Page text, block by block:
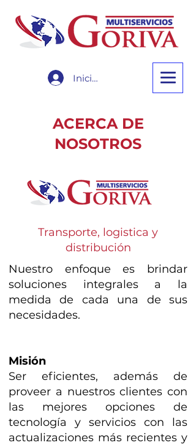
Iniciar sesión
ACERCA DE
NOSOTROS
Transporte, logistica y
distribución
Nuestro enfoque es brindar
soluciones integrales a la
medida de cada una de sus
necesidades.
Misión
Ser eficientes, además de
proveer a nuestros clientes con
las mejores opciones de
tecnología y servicios con las
actualizaciones más recientes y